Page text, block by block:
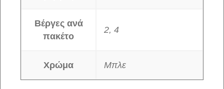
Βέργες ανά
πακέτο
2, 4
Χρώμα Μπλε